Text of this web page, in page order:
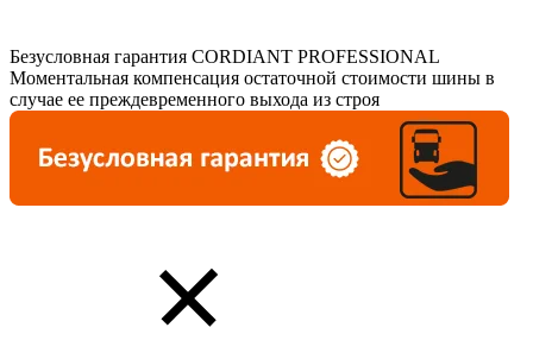
Безусловная гарантия CORDIANT PROFESSIONAL
Моментальная компенсация остаточной стоимости шины в
случае ее преждевременного выхода из строя